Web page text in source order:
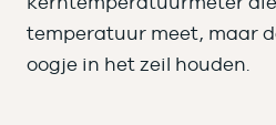
temperatuur meet, maar
oogje in het zeil houden.